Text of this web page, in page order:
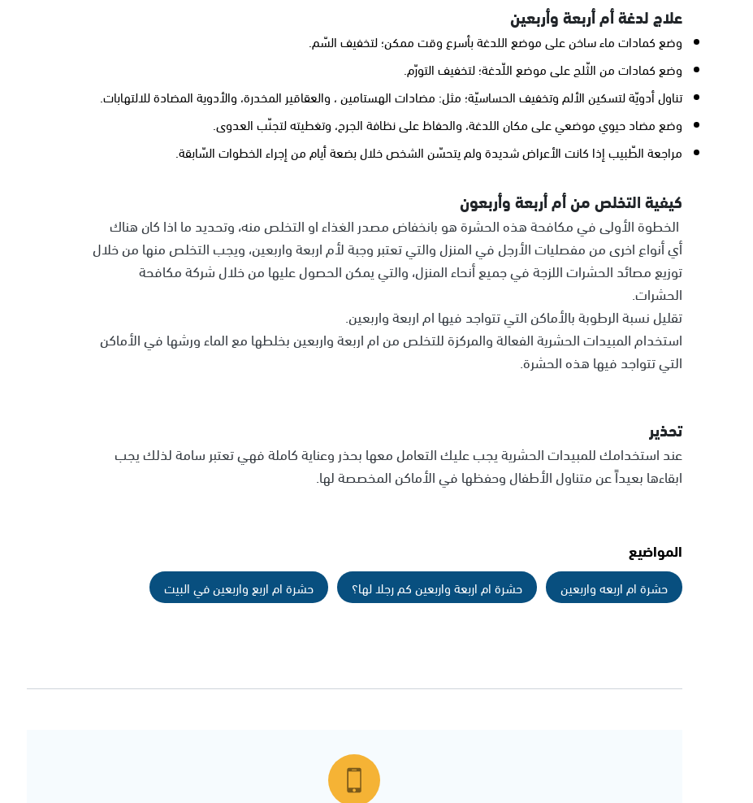
علاج لدغة أم أربعة وأربعين
وضع كمادات ماء ساخن على موضع اللدغة بأسرع وقت ممكن؛ لتخفيف السّم.
وضع كمادات من الثّلج على موضع اللّدغة؛ لتخفيف التورّم.
تناول أدويّة لتسكين الألم وتخفيف الحساسيّة؛ مثل: مضادات الهستامين ، والعقاقير المخدرة، والأدوية المضادة للالتهابات.
وضع مضاد حيوي موضعي على مكان اللدغة، والحفاظ على نظافة الجرح، وتغطيته لتجنّب العدوى.
مراجعة الطّبيب إذا كانت الأعراض شديدة ولم يتحسّن الشخص خلال بضعة أيام من إجراء الخطوات السّابقة.
كيفية التخلص من أم أربعة وأربعون
الخطوة الأولى في مكافحة هذه الحشرة هو بانخفاض مصدر الغذاء او التخلص منه، وتحديد ما اذا كان هناك
أي أنواع اخرى من مفصليات الأرجل في المنزل والتي تعتبر وجبة لأم اربعة واربعين، ويجب التخلص منها من خلال
توزيع مصائد الحشرات اللزجة في جميع أنحاء المنزل، والتي يمكن الحصول عليها من خلال شركة مكافحة
الحشرات.
تقليل نسبة الرطوبة بالأماكن التي تتواجد فيها ام اربعة واربعين.
استخدام المبيدات الحشرية الفعالة والمركزة للتخلص من ام اربعة واربعين بخلطها مع الماء ورشها في الأماكن
التي تتواجد فيها هذه الحشرة.
تحذير
عند استخدامك للمبيدات الحشرية يجب عليك التعامل معها بحذر وعناية كاملة فهي تعتبر سامة لذلك يجب
ابقاءها بعيداً عن متناول الأطفال وحفظها في الأماكن المخصصة لها.
المواضيع
حشرة ام اربعه واربعين حشرة ام اربعة واربعين كم رجلا لها؟ حشرة ام اربع واربعين في البيت